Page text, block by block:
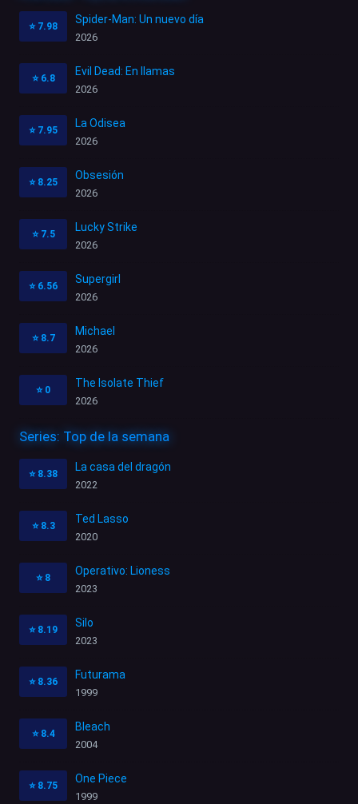
⭐ 7.98
Spider-Man: Un nuevo día
2026
⭐ 6.8
Evil Dead: En llamas
2026
⭐ 7.95
La Odisea
2026
⭐ 8.25
Obsesión
2026
⭐ 7.5
Lucky Strike
2026
⭐ 6.56
Supergirl
2026
⭐ 8.7
Michael
2026
⭐ 0
The Isolate Thief
2026
Series: Top de la semana
⭐ 8.38
La casa del dragón
2022
⭐ 8.3
Ted Lasso
2020
⭐ 8
Operativo: Lioness
2023
⭐ 8.19
Silo
2023
⭐ 8.36
Futurama
1999
⭐ 8.4
Bleach
2004
⭐ 8.75
One Piece
1999